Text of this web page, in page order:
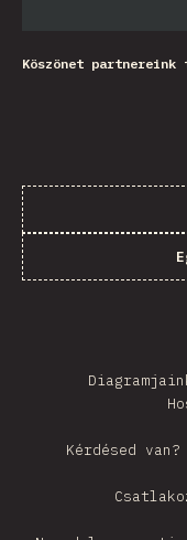
Köszönet partnereink
Kérdésed